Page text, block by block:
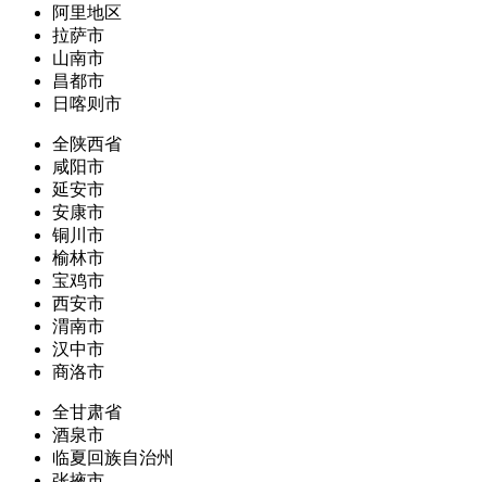
阿里地区
拉萨市
山南市
昌都市
日喀则市
全陕西省
咸阳市
延安市
安康市
铜川市
榆林市
宝鸡市
西安市
渭南市
汉中市
商洛市
全甘肃省
酒泉市
临夏回族自治州